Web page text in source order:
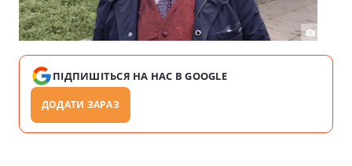
ПІДПИШІТЬСЯ НА НАС В GOOGLE
ДОДАТИ ЗАРАЗ